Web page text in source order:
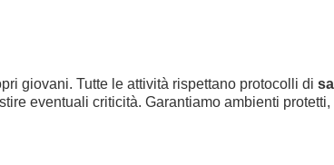
giovani. Tutte le attività rispettano protocolli di
eventuali criticità. Garantiamo ambienti